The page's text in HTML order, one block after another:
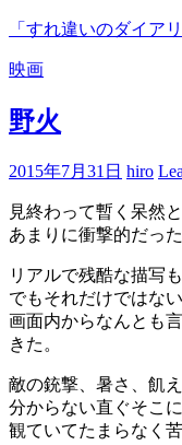
「すれ違いのダイアリ
映画
野火
2015年7月31日 hiro
見終わって暫く呆然
あまりに衝撃的だった
リアルで残酷な描写も
でもそれだけではない
画面内からなんとも
きた。
敵の銃撃、暑さ、飢
分からない直ぐそこに
観ていてたまらなく